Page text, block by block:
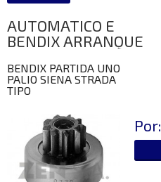
AUTOMATICO E
BENDIX ARRANQUE
BENDIX PARTIDA UNO
PALIO SIENA STRADA
TIPO
Por: